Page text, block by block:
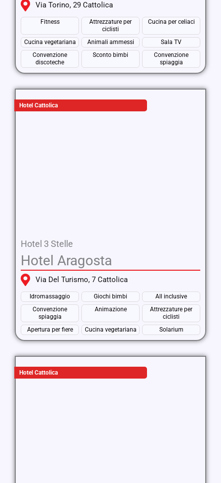
Via Torino, 29 Cattolica
Fitness
Attrezzature per
ciclisti
Cucina per celiaci
Cucina vegetariana Animali ammessi
Sala TV
Convenzione
discoteche
Sconto bimbi
Convenzione
spiaggia
Hotel Cattolica
Hotel 3 Stelle
Hotel Aragosta
Via Del Turismo, 7 Cattolica
Idromassaggio Giochi bimbi
All inclusive
Convenzione
spiaggia
Animazione
Attrezzature per
ciclisti
Apertura per fiere
Cucina vegetariana Solarium
Hotel Cattolica